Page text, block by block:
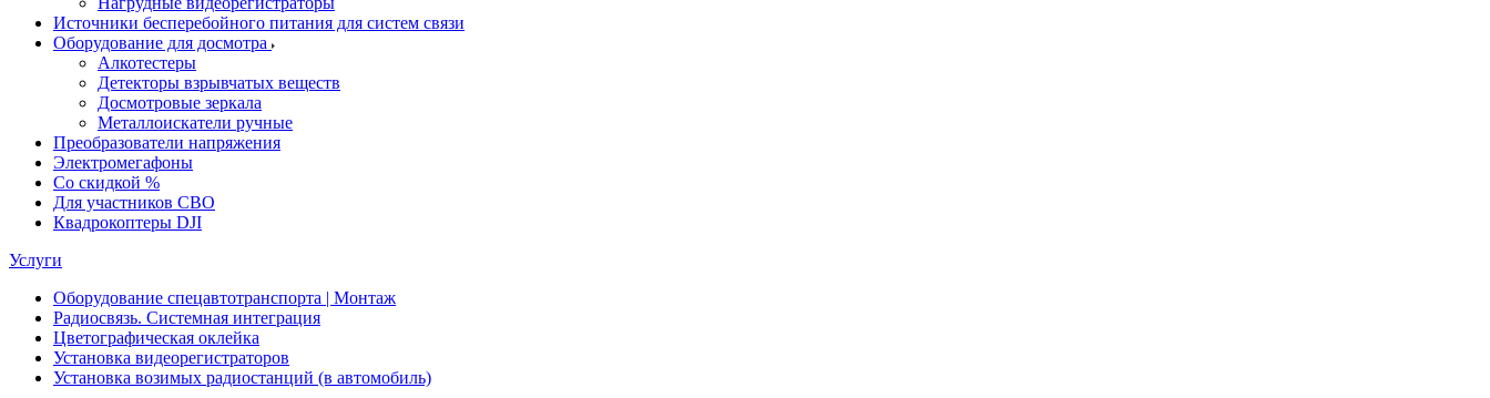
Источники бесперебойного питания для систем связи
Оборудование для досмотра
Алкотестеры
Детекторы взрывчатых веществ
Досмотровые зеркала
Металлоискатели ручные
Преобразователи напряжения
Электромегафоны
Со скидкой %
Для участников СВО
Квадрокоптеры DJI
Услуги
Оборудование спецавтотранспорта | Монтаж
Радиосвязь. Системная интеграция
Цветографическая оклейка
Установка видеорегистраторов
Установка возимых радиостанций (в автомобиль)